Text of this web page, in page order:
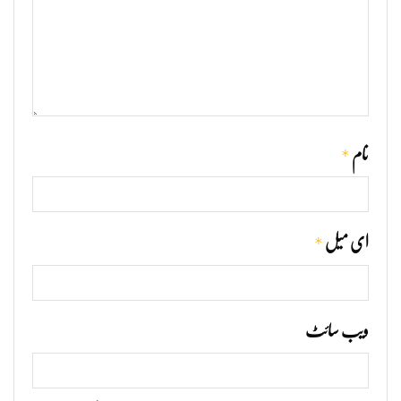
نام *
ای میل *
ویب‌ سائٹ